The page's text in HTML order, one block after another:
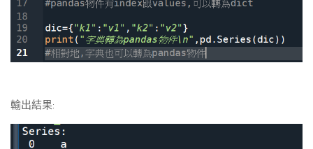
輸出結果: